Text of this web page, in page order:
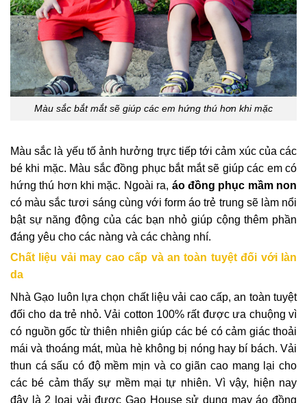
Màu sắc bắt mắt sẽ giúp các em hứng thú hơn khi mặc
Màu sắc là yếu tố ảnh hưởng trực tiếp tới cảm xúc của các
bé khi mặc. Màu sắc đồng phục bắt mắt sẽ giúp các em có
hứng thú hơn khi mặc. Ngoài ra, áo đồng phục mầm non
có màu sắc tươi sáng cùng với form áo trẻ trung sẽ làm nổi
bật sự năng động của các bạn nhỏ giúp cộng thêm phần
đáng yêu cho các nàng và các chàng nhí.
Chất liệu vải may cao cấp và an toàn tuyệt đối với làn
da
Nhà Gạo luôn lựa chọn chất liệu vải cao cấp, an toàn tuyệt
đối cho da trẻ nhỏ. Vải cotton 100% rất được ưa chuộng vì
có nguồn gốc từ thiên nhiên giúp các bé có cảm giác thoải
mái và thoáng mát, mùa hè không bị nóng hay bí bách. Vải
thun cá sấu có độ mềm mịn và co giãn cao mang lại cho
các bé cảm thấy sự mềm mại tự nhiên. Vì vậy, hiện nay
đây là 2 loại vải được Gạo House sử dụng may áo đồng